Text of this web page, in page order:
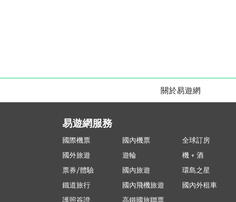
關於易遊網
易遊網服務
國際機票 國內機票
全球訂房
國外旅遊
遊輪
機 + 酒
票券/體驗
國內旅遊
環島之星
鐵道旅行
國內飛機旅遊
國內外租車
護照簽證
高鐵國旅聯票